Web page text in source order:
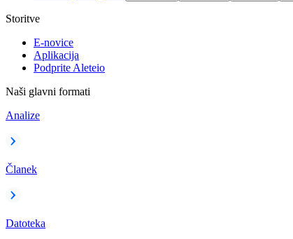
Storitve
E-novice
Aplikacija
Podprite Aleteio
Naši glavni formati
Analize
Članek
Datoteka